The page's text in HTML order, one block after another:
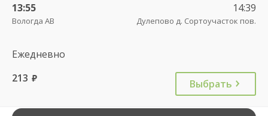
13:55
Вологда АВ
14:39
Дулепово д. Сортоучасток пов.
Ежедневно
213 руб. Выбрать